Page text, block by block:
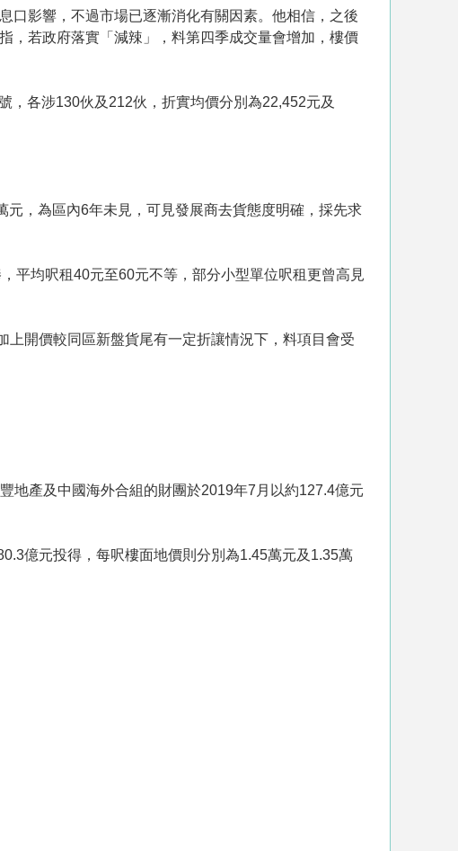
口影響，不過市場已逐漸消化有關因素。他相信，之後
，若政府落實「減辣」，料第四季成交量會增加，樓價
，各涉130伙及212伙，折實均價分別為22,452元及
，為區內6年未見，可見發展商去貨態度明確，採先求
平均呎租40元至60元不等，部分小型單位呎租更曾高見
開價較同區新盤貨尾有一定折讓情況下，料項目會受
地產及中國海外合組的財團於2019年7月以約127.4億元
億元投得，每呎樓面地價則分別為1.45萬元及1.35萬